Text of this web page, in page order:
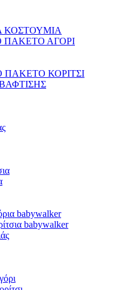
ΚΟΣΤΟΥΜΙΑ
ΠΑΚΕΤΟ ΑΓΟΡΙ
ΠΑΚΕΤΟ ΚΟΡΙΤΣΙ
babywalker
babywalker